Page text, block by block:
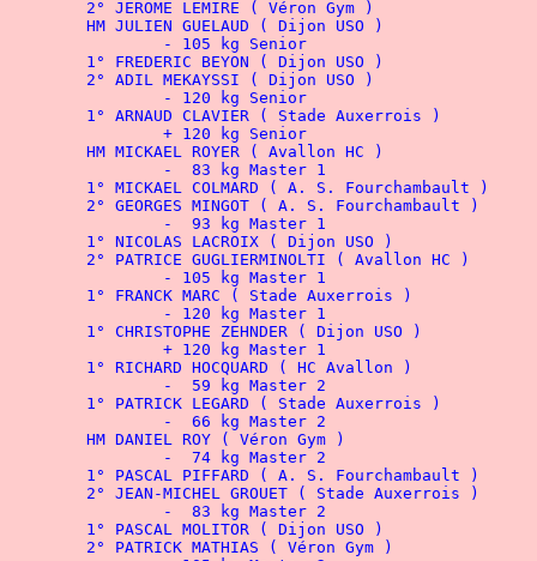
HM JULIEN GUELAUD ( Dijon USO
		- 105 kg Senior
	1° FREDERIC BEYON
( Dijon
		- 120 kg Senior
		+ 120 kg Senior
		-  83 kg Master 1
	1° MICKAEL COLMARD (
A. S. Fourchambault
		-  93 kg Master 1
	2° PATRICE GUGLIERMINOLTI (
Avallon HC
		- 105 kg Master 1
		- 120 kg Master 1
		+ 120 kg Master 1
		-  59 kg Master 2
		-  66 kg Master 2
		-  74 kg Master 2
	1°
PASCAL PIFFARD ( A. S. Fourchambault
		-  83 kg Master 2
	2° PATRICK MATHIAS